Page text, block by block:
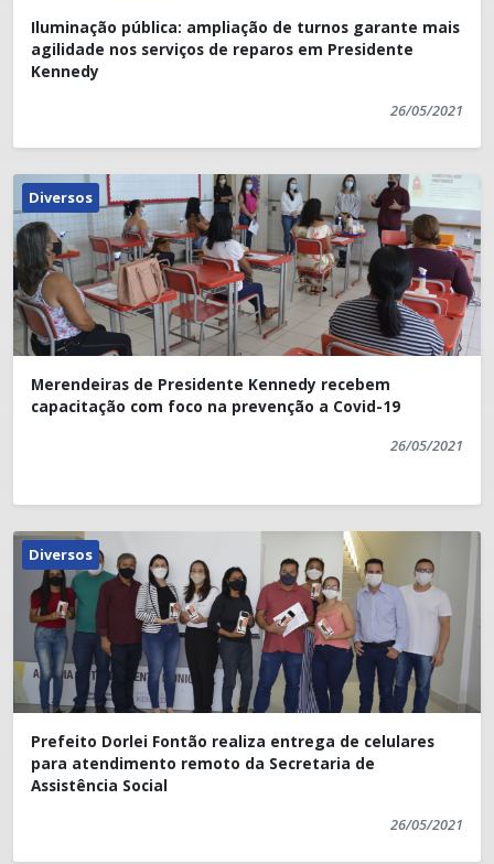
Municipal.
2021, a partir de 12:00 horas.
Art. 3º. Excluem-se da medida prevista no artigo
anterior os órgãos que desempenham suas funções
Art. 4º. Este Decreto entra em vigor na data de sua
publicação.
Presidente Kennedy-ES, 28 de maio de 2021.
Dorlei Fontão da Cruz
Prefeito Municipal
Iluminação pública: ampliação de turnos garante mais
agilidade nos serviços de reparos em Presidente
Kennedy
26/05/2021
Diversos
Merendeiras de Presidente Kennedy recebem
capacitação com foco na prevenção a Covid-19
26/05/2021
Diversos
Prefeito Dorlei Fontão realiza entrega de celulares
para atendimento remoto da Secretaria de
Assistência Social
26/05/2021